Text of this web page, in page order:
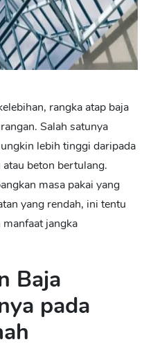
rangka atap baja
Salah satunya
lebih tinggi daripada
beton bertulang.
masa pakai yang
yang rendah, ini tentu
jangka
Baja
pada